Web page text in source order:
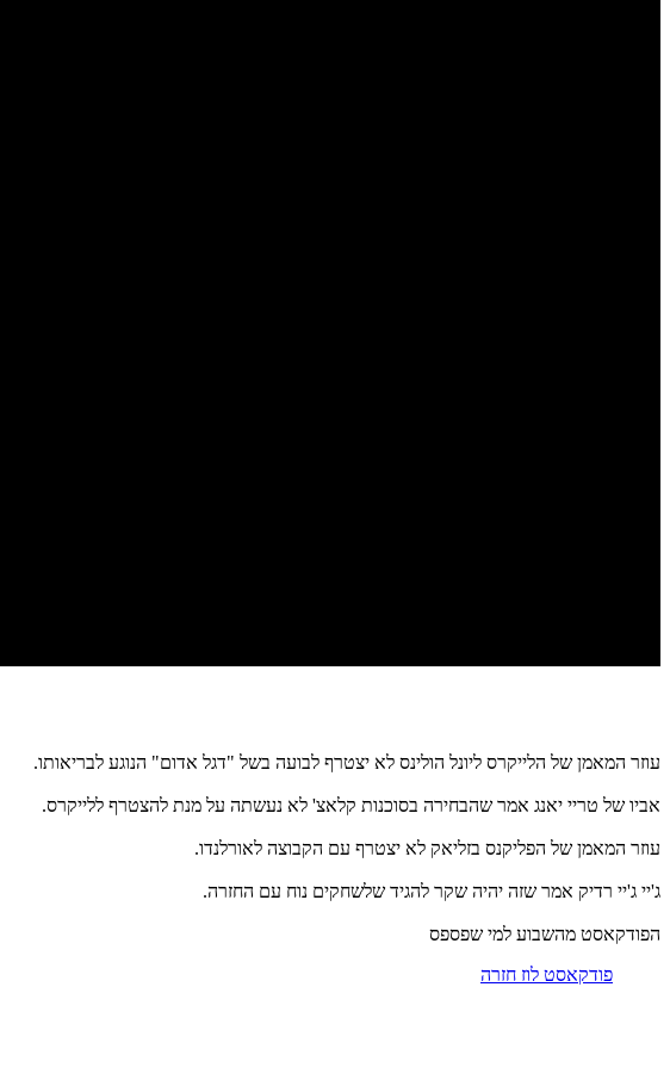
עוזר המאמן של הלייקרס ליונל הולינס לא יצטרף לבועה בשל "דגל אדום" הנוגע לבריאותו.
אביו של טריי יאנג אמר שהבחירה בסוכנות קלאצ' לא נעשתה על מנת להצטרף ללייקרס.
עוזר המאמן של הפליקנס בזליאק לא יצטרף עם הקבוצה לאורלנדו.
ג'יי ג'יי רדיק אמר שזה יהיה שקר להגיד שלשחקים נוח עם החזרה.
הפודקאסט מהשבוע למי שפספס
פודקאסט לוז חזרה